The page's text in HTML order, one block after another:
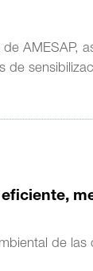
AMESAP,
de
de las